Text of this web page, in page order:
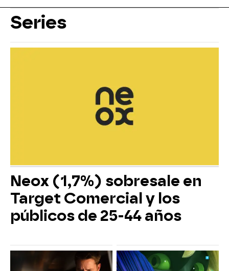
Series
Neox (1,7%) sobresale en
Target Comercial y los
públicos de 25-44 años